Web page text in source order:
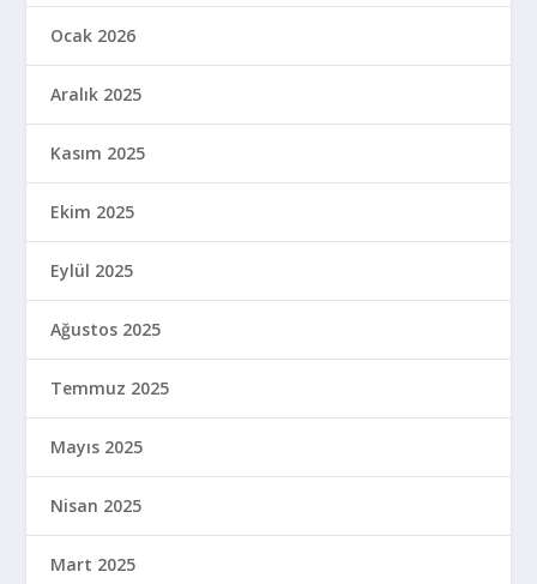
Ocak 2026
Aralık 2025
Kasım 2025
Ekim 2025
Eylül 2025
Ağustos 2025
Temmuz 2025
Mayıs 2025
Nisan 2025
Mart 2025